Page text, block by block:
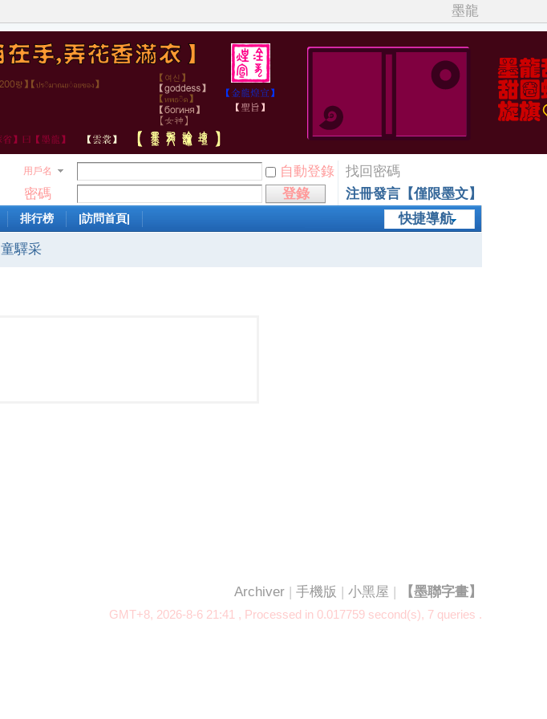
墨龍
用戶名 自動登錄
找回密碼
密碼
登錄
注冊發言【僅限墨文】
快捷導航
排行榜 |訪問首頁|
童驛采
Archiver | 手機版 | 小黑屋 | 【墨聯字畫】
GMT+8, 2026-8-6 21:41 , Processed in 0.017759 second(s), 7 queries .